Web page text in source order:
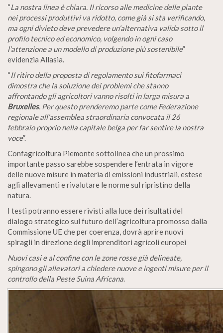
“La nostra linea è chiara. Il ricorso alle medicine delle piante
nei processi produttivi va ridotto, come già si sta verificando,
ma ogni divieto deve prevedere un’alternativa valida sotto il
profilo tecnico ed economico, volgendo in ogni caso
l’attenzione a un modello di produzione più sostenibile”
evidenzia Allasia.
“Il ritiro della proposta di regolamento sui fitofarmaci
dimostra che la soluzione dei problemi che stanno
affrontando gli agricoltori vanno risolti in larga misura a
Bruxelles. Per questo prenderemo parte come Federazione
regionale all’assemblea straordinaria convocata il 26
febbraio proprio nella capitale belga per far sentire la nostra
voce”.
Confagricoltura Piemonte sottolinea che un prossimo
importante passo sarebbe sospendere l’entrata in vigore
delle nuove misure in materia di emissioni industriali, estese
agli allevamenti e rivalutare le norme sul ripristino della
natura.
I testi potranno essere rivisti alla luce dei risultati del
dialogo strategico sul futuro dell’agricoltura promosso dalla
Commissione UE che per coerenza, dovrà aprire nuovi
spiragli in direzione degli imprenditori agricoli europei
Nuovi casi e al confine con le zone rosse già delineate,
spingono gli allevatori a chiedere nuove e ingenti misure per il
controllo della Peste Suina Africana.